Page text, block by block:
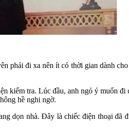
đi xa nên ít có thời gian dành
kiểm tra. Lúc đầu, anh ngỏ ý muốn
hề nghi ngờ.
dọn nhà. Đây là chiếc điện thoại